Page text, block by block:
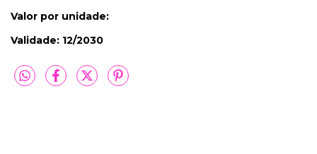
Valor por unidade:
Validade: 12/2030